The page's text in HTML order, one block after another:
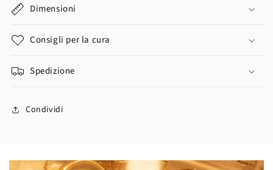
Dimensioni
Consigli per la cura
Spedizione
Condividi